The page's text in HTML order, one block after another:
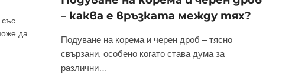
със
да
– каква е връзката между тях?
Подуване на корема и черен дроб – тясно
свързани, особено когато става дума за
различни…